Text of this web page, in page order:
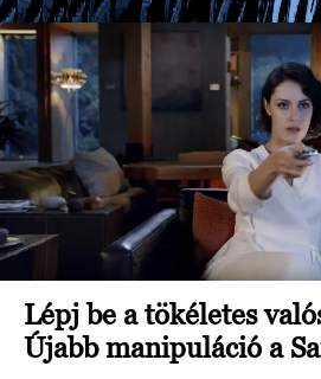
Lépj be a tökéletes
Újabb manipuláció a